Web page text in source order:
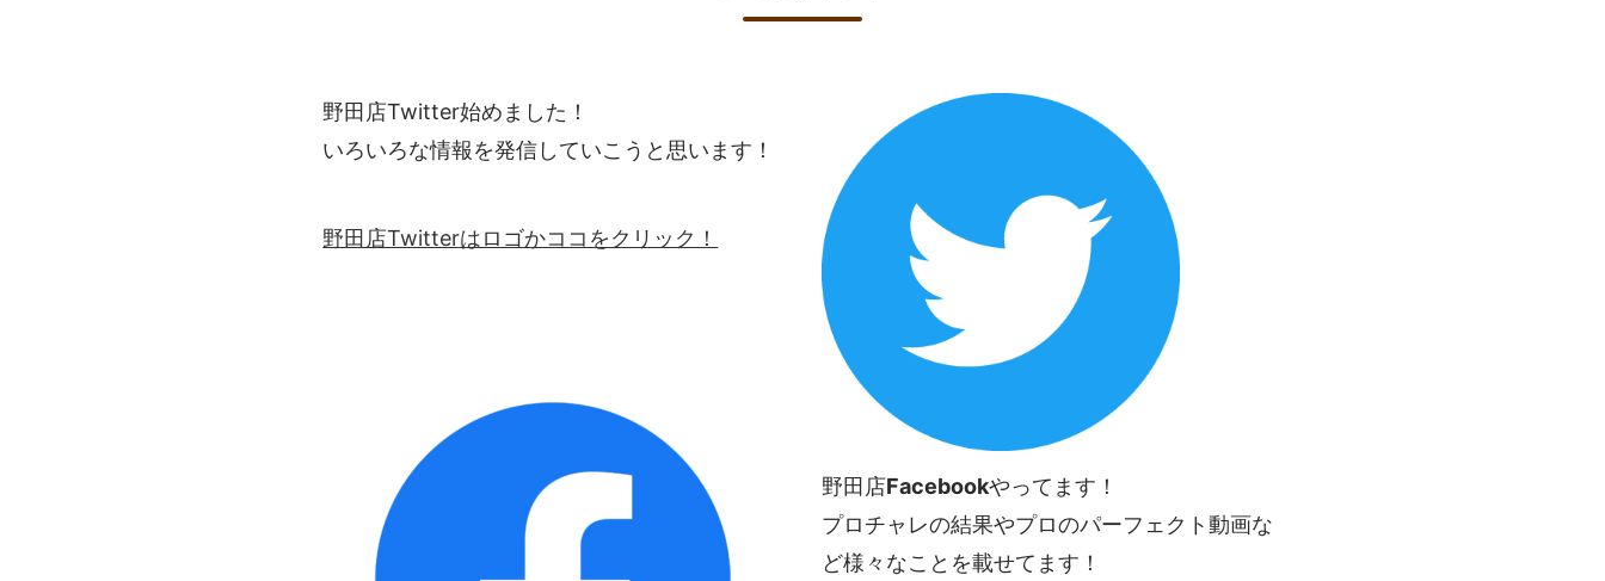
野田店Twitter始めました！
いろいろな情報を発信していこうと思います！
野田店Twitterはロゴかココをクリック！
野田店Facebookやってます！
プロチャレの結果やプロのパーフェクト動画な
ど様々なことを載せてます！